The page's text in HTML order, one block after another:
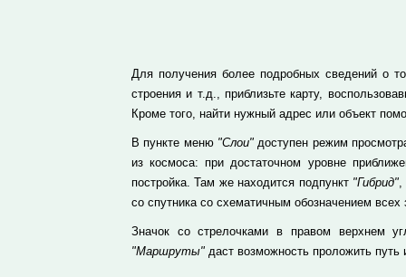
Для получения более подробных сведений о
строения и т.д., приблизьте карту,
Кроме того, найти нужный адрес или объект
В пункте меню "Слои"доступен режим
из космоса: при достаточном уровне
постройка. Там же находится подпункт "Гибрид",
со спутника со схематичным обозначением всех
Значок со стрелочками в правом верхнем
"Маршруты" даст возможность проложить путь